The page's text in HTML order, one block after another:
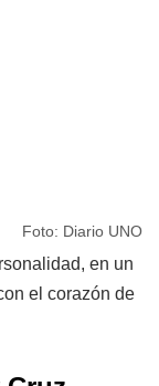
Foto: Diario UNO
en un
el corazón de